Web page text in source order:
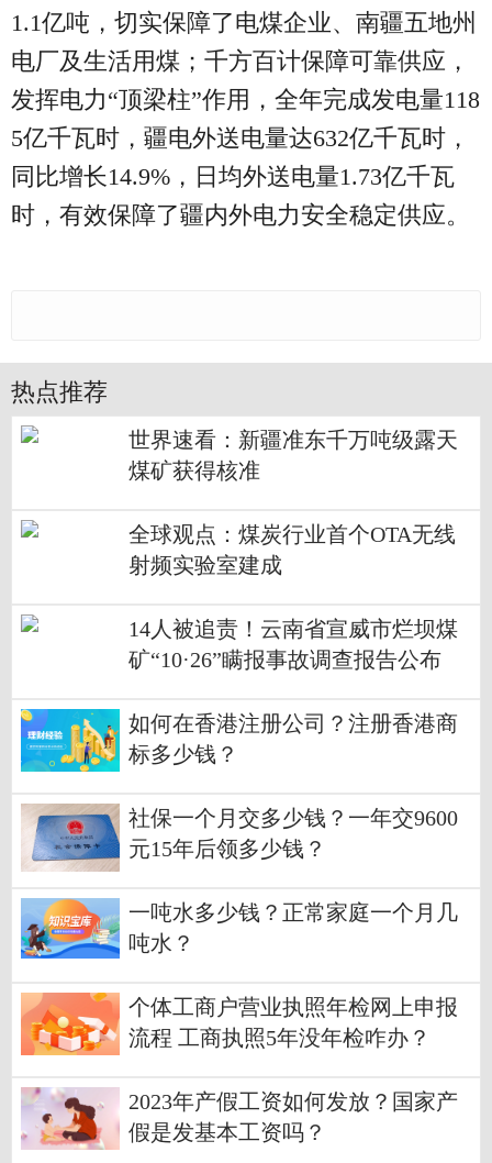
1.1亿吨，切实保障了电煤企业、南疆五地州
电厂及生活用煤；千方百计保障可靠供应，
发挥电力“顶梁柱”作用，全年完成发电量118
5亿千瓦时，疆电外送电量达632亿千瓦时，
同比增长14.9%，日均外送电量1.73亿千瓦
时，有效保障了疆内外电力安全稳定供应。
热点推荐
世界速看：新疆准东千万吨级露天
煤矿获得核准
全球观点：煤炭行业首个OTA无线
射频实验室建成
14人被追责！云南省宣威市烂坝煤
矿“10·26”瞒报事故调查报告公布
如何在香港注册公司？注册香港商
标多少钱？
社保一个月交多少钱？一年交9600
元15年后领多少钱？
一吨水多少钱？正常家庭一个月几
吨水？
个体工商户营业执照年检网上申报
流程 工商执照5年没年检咋办？
2023年产假工资如何发放？国家产
假是发基本工资吗？